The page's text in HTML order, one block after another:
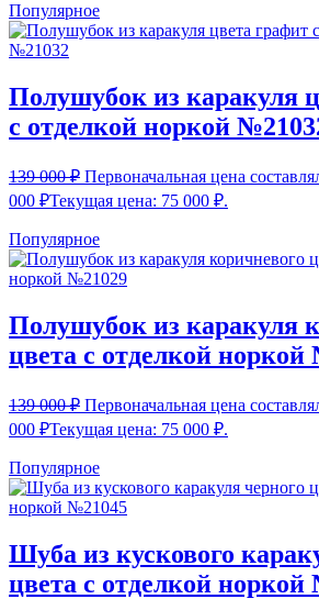
Популярное
Полушубок из каракуля
с отделкой норкой
139 000₽ Первоначальная цена
000 ₽Текущая цена: 75 000 ₽.
Популярное
Полушубок из каракуля
цвета с отделкой норкой
139 000₽ Первоначальная цена
000 ₽Текущая цена: 75 000 ₽.
Популярное
Шуба из кускового
цвета с отделкой норкой